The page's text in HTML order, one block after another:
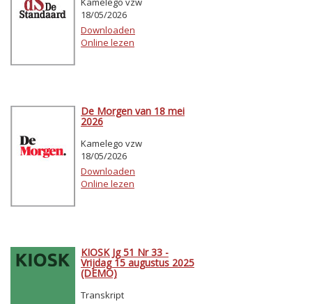
18/05/2026
Downloaden
Online lezen
De Morgen van 18 mei
2026
Kamelego vzw
18/05/2026
Downloaden
Online lezen
KIOSK Jg 51 Nr 33 -
Vrijdag 15 augustus 2025
(DEMO)
Transkript